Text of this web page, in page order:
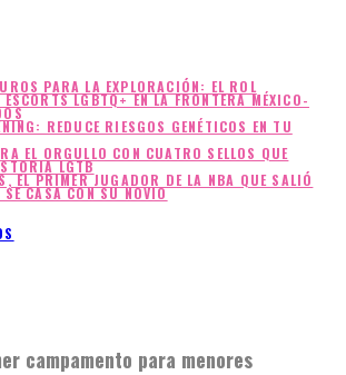
PARA LA EXPLORACIÓN: EL ROL
ESCORTS LGBTQ+ EN LA FRONTERA MÉXICO-
REDUCE RIESGOS GENÉTICOS EN TU
EL ORGULLO CON CUATRO SELLOS QUE
LGTB
EL PRIMER JUGADOR DE LA NBA QUE SALIÓ
CASA CON SU NOVIO
campamento para menores